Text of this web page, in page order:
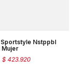
Sportstyle Nstppbl
Mujer
$ 423.920